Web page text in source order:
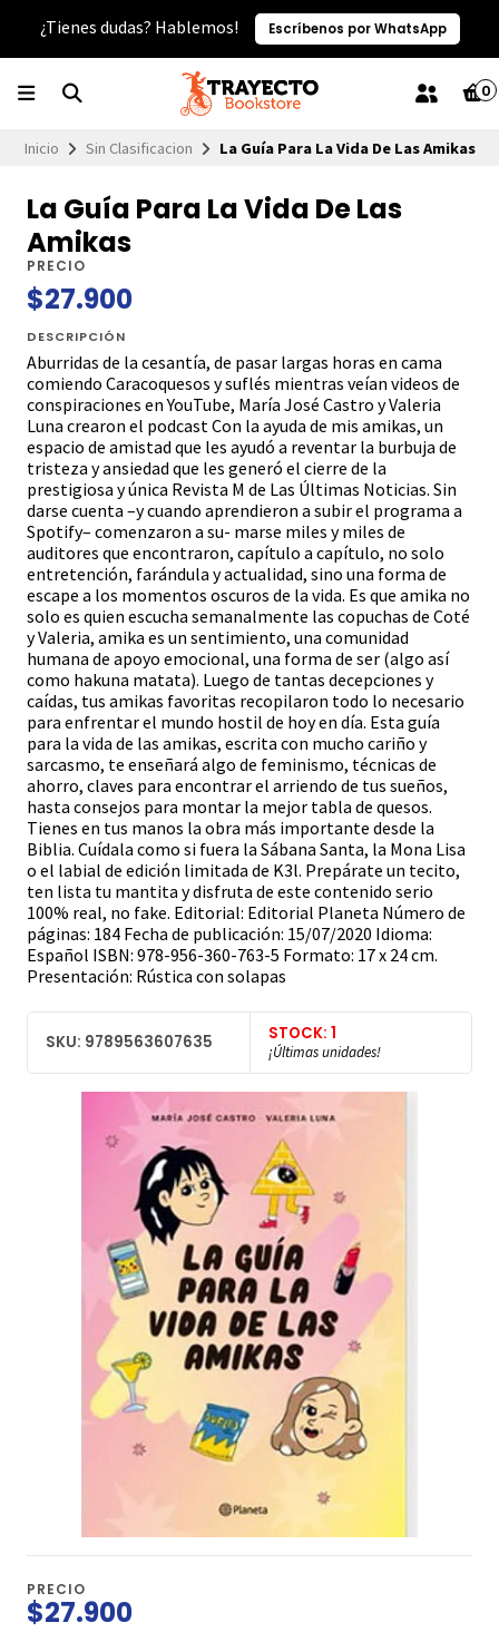
¿Tienes dudas? Hablemos! Escríbenos por WhatsApp
0
Inicio Sin Clasificacion La Guía Para La Vida De Las Amikas
La Guía Para La Vida De Las
Amikas
PRECIO
$27.900
DESCRIPCIÓN
Aburridas de la cesantía, de pasar largas horas en cama
comiendo Caracoquesos y suflés mientras veían videos de
conspiraciones en YouTube, María José Castro y Valeria
Luna crearon el podcast Con la ayuda de mis amikas, un
espacio de amistad que les ayudó a reventar la burbuja de
tristeza y ansiedad que les generó el cierre de la
prestigiosa y única Revista M de Las Últimas Noticias. Sin
darse cuenta –y cuando aprendieron a subir el programa a
Spotify– comenzaron a su- marse miles y miles de
auditores que encontraron, capítulo a capítulo, no solo
entretención, farándula y actualidad, sino una forma de
escape a los momentos oscuros de la vida. Es que amika no
solo es quien escucha semanalmente las copuchas de Coté
y Valeria, amika es un sentimiento, una comunidad
humana de apoyo emocional, una forma de ser (algo así
como hakuna matata). Luego de tantas decepciones y
caídas, tus amikas favoritas recopilaron todo lo necesario
para enfrentar el mundo hostil de hoy en día. Esta guía
para la vida de las amikas, escrita con mucho cariño y
sarcasmo, te enseñará algo de feminismo, técnicas de
ahorro, claves para encontrar el arriendo de tus sueños,
hasta consejos para montar la mejor tabla de quesos.
Tienes en tus manos la obra más importante desde la
Biblia. Cuídala como si fuera la Sábana Santa, la Mona Lisa
o el labial de edición limitada de K3l. Prepárate un tecito,
ten lista tu mantita y disfruta de este contenido serio
100% real, no fake. Editorial: Editorial Planeta Número de
páginas: 184 Fecha de publicación: 15/07/2020 Idioma:
Español ISBN: 978-956-360-763-5 Formato: 17 x 24 cm.
Presentación: Rústica con solapas
SKU: 9789563607635 STOCK: 1
¡Últimas unidades!
PRECIO
$27.900